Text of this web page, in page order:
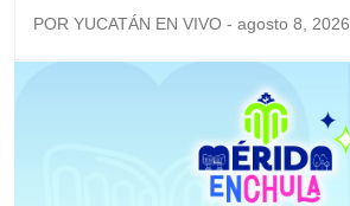
POR YUCATÁN EN VIVO - agosto 8, 2026